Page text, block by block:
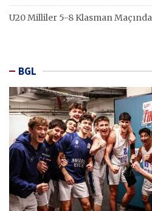
U20 Milliler 5-8 Klasman
BGL